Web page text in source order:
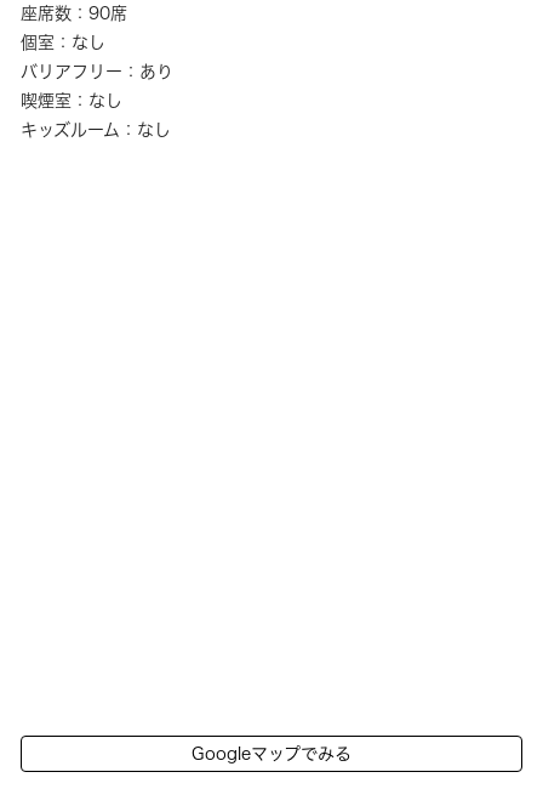
座席数：90席
個室：なし
バリアフリー：あり
喫煙室：なし
キッズルーム：なし
Googleマップでみる